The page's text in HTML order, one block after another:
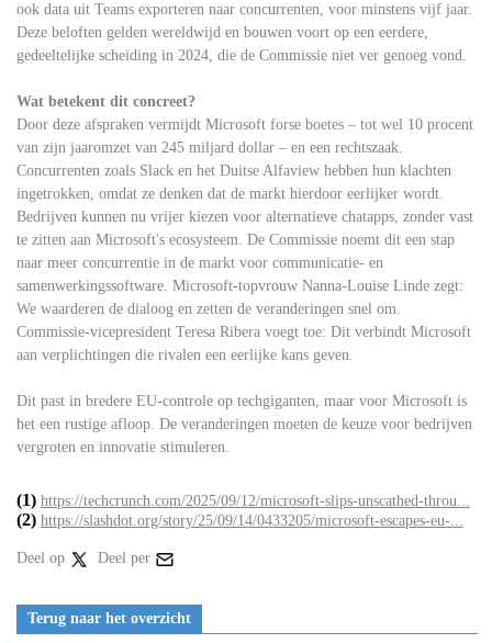
ook data uit Teams exporteren naar concurrenten, voor minstens vijf jaar.
Deze beloften gelden wereldwijd en bouwen voort op een eerdere,
gedeeltelijke scheiding in 2024, die de Commissie niet ver genoeg vond.
Wat betekent dit concreet?
Door deze afspraken vermijdt Microsoft forse boetes – tot wel 10 procent
van zijn jaaromzet van 245 miljard dollar – en een rechtszaak.
Concurrenten zoals Slack en het Duitse Alfaview hebben hun klachten
ingetrokken, omdat ze denken dat de markt hierdoor eerlijker wordt.
Bedrijven kunnen nu vrijer kiezen voor alternatieve chatapps, zonder vast
te zitten aan Microsoft's ecosysteem. De Commissie noemt dit een stap
naar meer concurrentie in de markt voor communicatie- en
samenwerkingssoftware. Microsoft-topvrouw Nanna-Louise Linde zegt:
We waarderen de dialoog en zetten de veranderingen snel om.
Commissie-vicepresident Teresa Ribera voegt toe: Dit verbindt Microsoft
aan verplichtingen die rivalen een eerlijke kans geven.
Dit past in bredere EU-controle op techgiganten, maar voor Microsoft is
het een rustige afloop. De veranderingen moeten de keuze voor bedrijven
vergroten en innovatie stimuleren.
(1) https://techcrunch.com/2025/09/12/microsoft-slips-unscathed-throu...
(2) https://slashdot.org/story/25/09/14/0433205/microsoft-escapes-eu-...
Deel op Deel per
Terug naar het overzicht